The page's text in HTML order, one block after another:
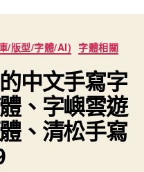
/版型/字體/AI) 字體相關
中文手寫字
、字嶼雲遊
、清松手寫